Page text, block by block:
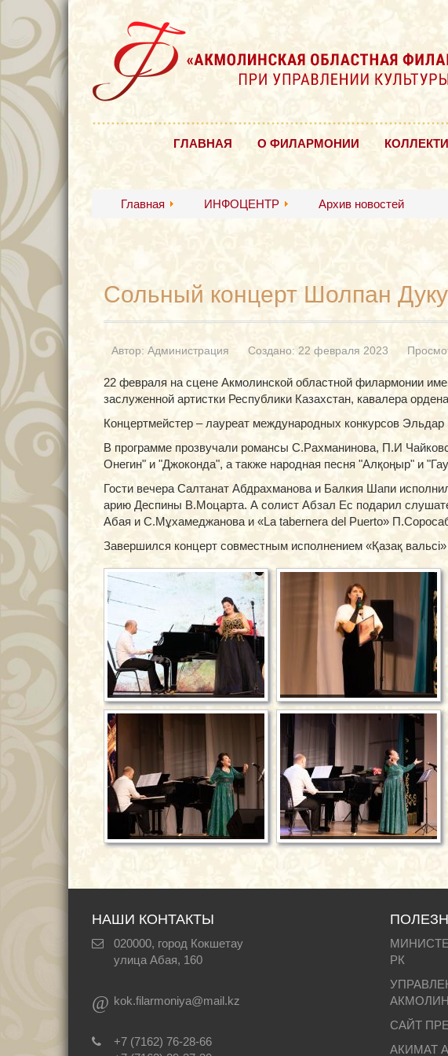
ГЛАВНАЯ О ФИЛАРМОНИИ
Главная ИНФОЦЕНТР Архив новостей
Сольный концерт Шолпан
Автор: Администрация Создано: 22 февраля 2023
22 февраля на сцене Акмолинской областной филармонии
заслуженной артистки Республики Казахстан, кавалера
Концертмейстер – лауреат международных конкурсов
В программе прозвучали романсы С.Рахманинова, П.И
Онегин" и "Джоконда", а также народная песня "Алқоңыр" и
Гости вечера Салтанат Абдрахманова и Балкия Шапи
арию Деспины В.Моцарта. А солист Абзал Ес подарил
Абая и С.Мұхамеджанова и «La tabernera del Puerto»
Завершился концерт совместным исполнением «Қазақ
НАШИ КОНТАКТЫ
020000, город Кокшетау
улица Абая, 160
@ kok.filarmoniya@mail.kz
+7 (7162) 76-28-66
РК
САЙТ
АКИМАТ